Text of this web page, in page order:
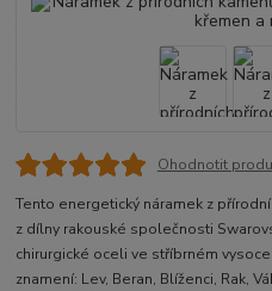
Ohodnotit
Tento energetický náramek z
z dílny rakouské společnosti
chirurgické oceli ve stříbrném
znamení: Lev, Beran, Blíženci, Rak,